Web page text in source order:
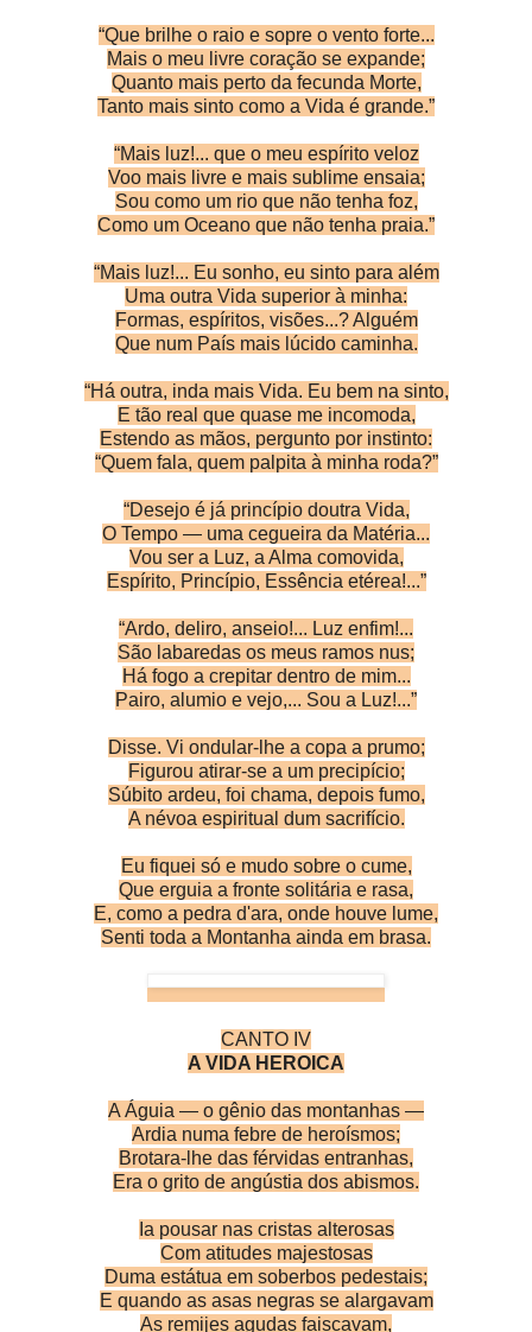
“Que brilhe o raio e sopre o vento forte...
Mais o meu livre coração se expande;
Quanto mais perto da fecunda Morte,
Tanto mais sinto como a Vida é grande.”
“Mais luz!... que o meu espírito veloz
Voo mais livre e mais sublime ensaia;
Sou como um rio que não tenha foz,
Como um Oceano que não tenha praia.”
“Mais luz!... Eu sonho, eu sinto para além
Uma outra Vida superior à minha:
Formas, espíritos, visões...? Alguém
Que num País mais lúcido caminha.
“Há outra, inda mais Vida. Eu bem na sinto,
E tão real que quase me incomoda,
Estendo as mãos, pergunto por instinto:
“Quem fala, quem palpita à minha roda?”
“Desejo é já princípio doutra Vida,
O Tempo — uma cegueira da Matéria...
Vou ser a Luz, a Alma comovida,
Espírito, Princípio, Essência etérea!...”
“Ardo, deliro, anseio!... Luz enfim!...
São labaredas os meus ramos nus;
Há fogo a crepitar dentro de mim...
Pairo, alumio e vejo,... Sou a Luz!...”
Disse. Vi ondular-lhe a copa a prumo;
Figurou atirar-se a um precipício;
Súbito ardeu, foi chama, depois fumo,
A névoa espiritual dum sacrifício.
Eu fiquei só e mudo sobre o cume,
Que erguia a fronte solitária e rasa,
E, como a pedra d'ara, onde houve lume,
Senti toda a Montanha ainda em brasa.
CANTO IV
A VIDA HEROICA
A Águia — o gênio das montanhas —
Ardia numa febre de heroísmos;
Brotara-lhe das férvidas entranhas,
Era o grito de angústia dos abismos.
Ia pousar nas cristas alterosas
Com atitudes majestosas
Duma estátua em soberbos pedestais;
E quando as asas negras se alargavam
As remijes agudas faiscavam,